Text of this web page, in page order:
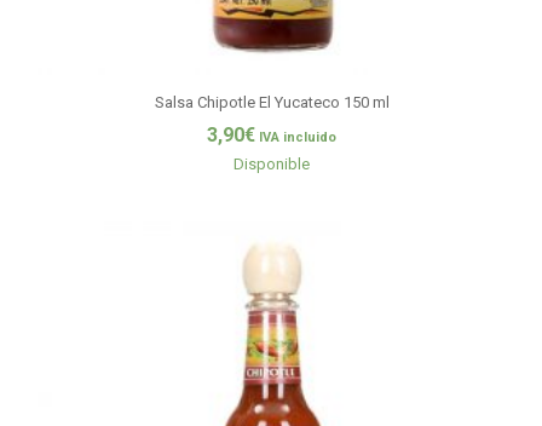
Salsa Chipotle El Yucateco 150 ml
3,90€ IVA incluido
Disponible